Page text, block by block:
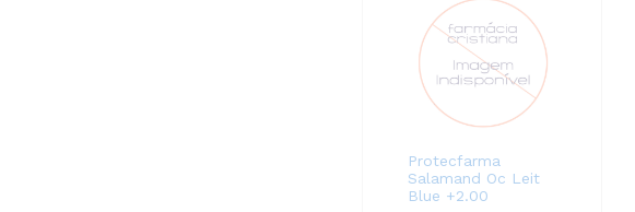
Protecfarma
Salamand Oc Leit
Blue +2.00